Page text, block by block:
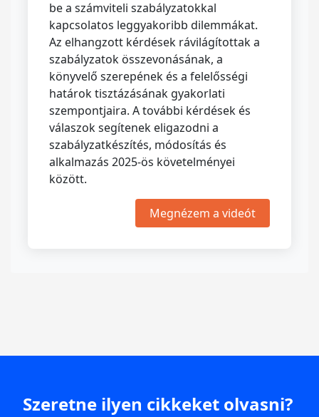
be a számviteli szabályzatokkal
kapcsolatos leggyakoribb dilemmákat.
Az elhangzott kérdések rávilágítottak a
szabályzatok összevonásának, a
könyvelő szerepének és a felelősségi
határok tisztázásának gyakorlati
szempontjaira. A további kérdések és
válaszok segítenek eligazodni a
szabályzatkészítés, módosítás és
alkalmazás 2025-ös követelményei
között.
Megnézem a videót
Szeretne ilyen cikkeket olvasni?